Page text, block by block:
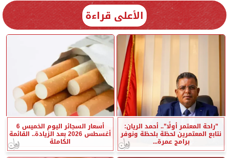
الأعلى قراءة
”راحة المعتمر أولًا”.. أحمد الريان:
نتابع المعتمرين لحظة بلحظة ونوفر
برامج عمرة...
أسعار السجائر اليوم الخميس 6
أغسطس 2026 بعد الزيادة.. القائمة
الكاملة